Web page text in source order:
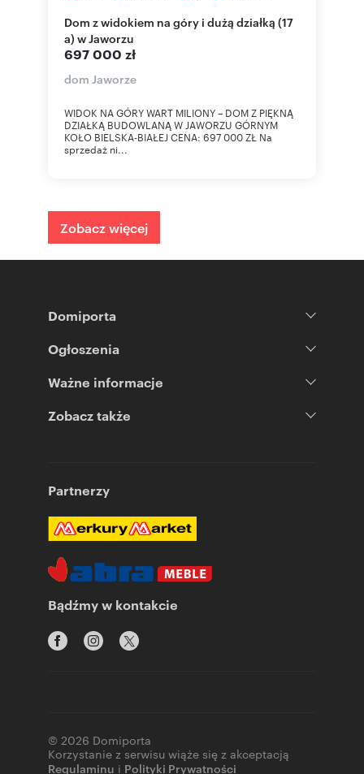
Dom z widokiem na góry i dużą działką (17
a) w Jaworzu
697 000 zł
dom Jaworze
WIDOK NA GÓRY WART MILIONY – DOM Z PIĘKNĄ
DZIAŁKĄ BUDOWLANĄ W JAWORZU GÓRNYM
KOŁO BIELSKA-BIAŁEJ CENA: 697 000 ZŁ Na
sprzedaż ni...
Zobacz więcej
Domiporta
Ogłoszenia
Ważne informacje
Zobacz także
Partnerzy
Bądźmy w kontakcie
© 2026 Domiporta
Korzystanie z serwisu wiąże się z akceptacją
Regulaminu i Polityki Prywatności